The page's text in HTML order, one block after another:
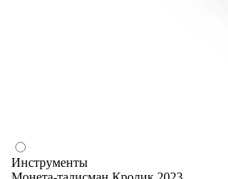
Инструменты